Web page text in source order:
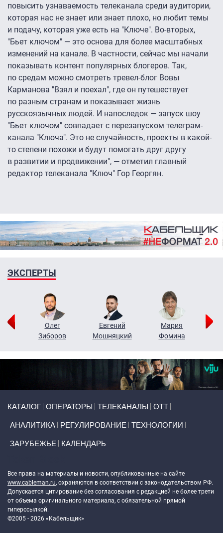
повысить узнаваемость телеканала среди аудитории,
которая нас не знает или знает плохо, но любит темы
и подачу, которая уже есть на "Ключе". Во-вторых,
"Бьет ключом" — это основа для более масштабных
изменений на канале. В частности, сейчас мы начали
показывать контент популярных блогеров. Так,
по средам можно смотреть тревел-блог Вовы
Карманова "Взял и поехал", где он путешествует
по разным странам и показывает жизнь
русскоязычных людей. И напоследок — запуск шоу
"Бьет ключом" совпадает с перезапуском телеграм-
канала "Ключа". Это не случайность, проекты в какой-
то степени похожи и будут помогать друг другу
в развитии и продвижении", — отметил главный
редактор телеканала "Ключ" Гор Георгян.
ЭКСПЕРТЫ
Олег
Зиборов
Евгений
Мошняцкий
Мария
Фомина
КАТАЛОГ ОПЕРАТОРЫ ТЕЛЕКАНАЛЫ ОТТ
АНАЛИТИКА РЕГУЛИРОВАНИЕ ТЕХНОЛОГИИ
ЗАРУБЕЖЬЕ КАЛЕНДАРЬ
Все права на материалы и новости, опубликованные на сайте
www.cableman.ru, охраняются в соответствии с законодательством РФ.
Допускается цитирование без согласования с редакцией не более трети
от объема оригинального материала, с обязательной прямой
гиперссылкой.
©2005 - 2026 «Кабельщик»